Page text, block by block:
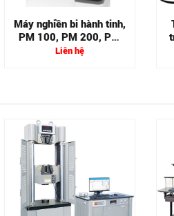
Máy nghiền bi hành tinh,
PM 100, PM 200, PM
400
Liên hệ